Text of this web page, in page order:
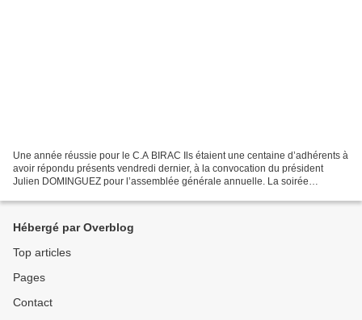
Une année réussie pour le C.A BIRAC Ils étaient une centaine d’adhérents à
avoir répondu présents vendredi dernier, à la convocation du président
Julien DOMINGUEZ pour l’assemblée générale annuelle. La soirée
Hébergé par Overblog
Top articles
Pages
Contact